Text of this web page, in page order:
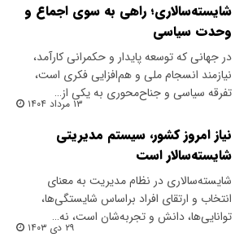
شایسته‌سالاری؛ راهی به‌ سوی اجماع و
وحدت سیاسی
در جهانی که توسعه پایدار و حکمرانی کارآمد،
نیازمند انسجام ملی و هم‌افزایی فکری است،
تفرقه سیاسی و جناح‌محوری به یکی از…
۱۳ مرداد ۱۴۰۴
نیاز امروز کشور، سیستم مدیریتی
شایسته‌سالار است
شایسته‌سالاری در نظام مدیریت به معنای
انتخاب و ارتقای افراد بر‌اساس شایستگی‌ها،
توانایی‌ها، دانش و تجربه‌شان است، نه…
۲۹ دی ۱۴۰۳